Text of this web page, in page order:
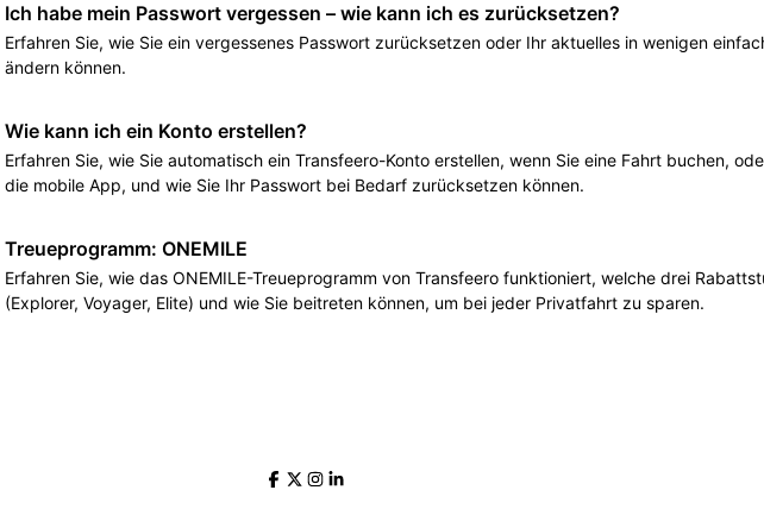
Ich habe mein Passwort vergessen – wie kann ich es zurücksetzen?
Erfahren Sie, wie Sie ein vergessenes Passwort zurücksetzen oder Ihr aktuelles in wenigen
ändern können.
Wie kann ich ein Konto erstellen?
Erfahren Sie, wie Sie automatisch ein Transfeero-Konto erstellen, wenn Sie eine Fahrt buchen,
die mobile App, und wie Sie Ihr Passwort bei Bedarf zurücksetzen können.
Treueprogramm: ONEMILE
Erfahren Sie, wie das ONEMILE-Treueprogramm von Transfeero funktioniert, welche drei
(Explorer, Voyager, Elite) und wie Sie beitreten können, um bei jeder Privatfahrt zu sparen.